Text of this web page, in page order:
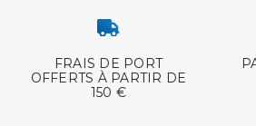
FRAIS DE PORT
OFFERTS À PARTIR DE
150 €